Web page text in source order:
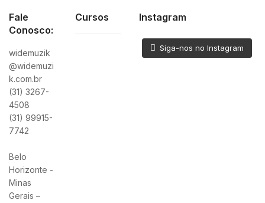
Fale
Conosco:
widemuzik
@widemuzi
k.com.br
(31) 3267-
4508
(31) 99915-
7742
Belo
Horizonte -
Minas
Gerais –
Cursos Instagram
Siga-nos no Instagram